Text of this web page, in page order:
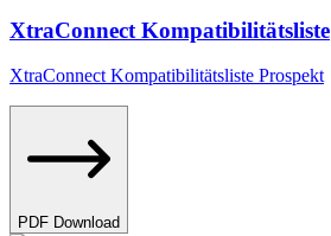
XtraConnect Kompatibilitätsliste
XtraConnect Kompatibilitätsliste Prospekt
PDF Download